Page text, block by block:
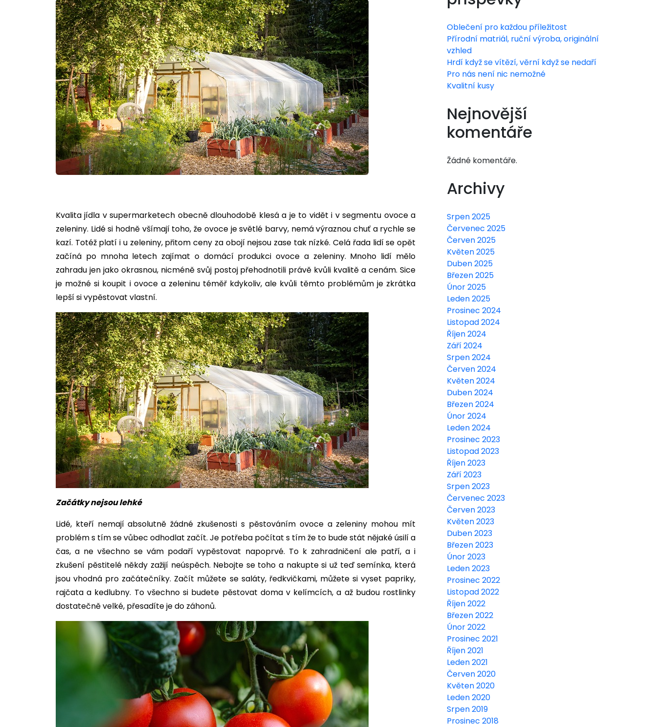
Kvalita jídla v supermarketech obecně dlouhodobě klesá a je to vidět i v segmentu ovoce a
zeleniny. Lidé si hodně všímají toho, že ovoce je světlé barvy, nemá výraznou chuť a rychle se
kazí. Totéž platí i u zeleniny, přitom ceny za obojí nejsou zase tak nízké. Celá řada lidí se opět
začíná po mnoha letech zajímat o domácí produkci ovoce a zeleniny. Mnoho lidí mělo
zahradu jen jako okrasnou, nicméně svůj postoj přehodnotili právě kvůli kvalitě a cenám. Sice
je možné si koupit i ovoce a zeleninu téměř kdykoliv, ale kvůli těmto problémům je zkrátka
lepší si vypěstovat vlastní.
Začátky nejsou lehké
Lidé, kteří nemají absolutně žádné zkušenosti s pěstováním ovoce a zeleniny mohou mít
problém s tím se vůbec odhodlat začít. Je potřeba počítat s tím že to bude stát nějaké úsilí a
čas, a ne všechno se vám podaří vypěstovat napoprvé. To k zahradničení ale patří, a i
zkušení pěstitelé někdy zažijí neúspěch. Nebojte se toho a nakupte si už teď semínka, která
jsou vhodná pro začátečníky. Začít můžete se saláty, ředkvičkami, můžete si vyset papriky,
rajčata a kedlubny. To všechno si budete pěstovat doma v kelímcích, a až budou rostlinky
dostatečně velké, přesadíte je do záhonů.
Oblečení pro každou příležitost
Přírodní matriál, ruční výroba, originální
vzhled
Hrdí když se vítězí, věrní když se nedaří
Pro nás není nic nemožné
Kvalitní kusy
Nejnovější
komentáře
Žádné komentáře.
Archivy
Srpen 2025
Červenec 2025
Červen 2025
Květen 2025
Duben 2025
Březen 2025
Únor 2025
Leden 2025
Prosinec 2024
Listopad 2024
Říjen 2024
Září 2024
Srpen 2024
Červen 2024
Květen 2024
Duben 2024
Březen 2024
Únor 2024
Leden 2024
Prosinec 2023
Listopad 2023
Říjen 2023
Září 2023
Srpen 2023
Červenec 2023
Červen 2023
Květen 2023
Duben 2023
Březen 2023
Únor 2023
Leden 2023
Prosinec 2022
Listopad 2022
Říjen 2022
Březen 2022
Únor 2022
Prosinec 2021
Říjen 2021
Leden 2021
Červen 2020
Květen 2020
Leden 2020
Srpen 2019
Prosinec 2018